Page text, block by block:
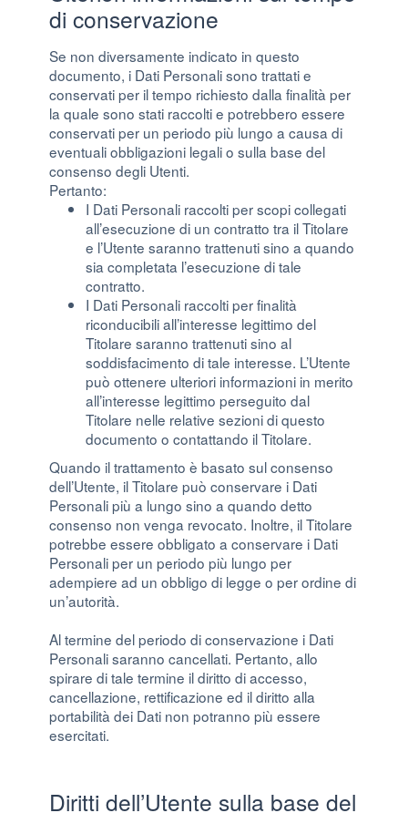
di conservazione
Se non diversamente indicato in questo
documento, i Dati Personali sono trattati e
conservati per il tempo richiesto dalla finalità per
la quale sono stati raccolti e potrebbero essere
conservati per un periodo più lungo a causa di
eventuali obbligazioni legali o sulla base del
consenso degli Utenti.
Pertanto:
I Dati Personali raccolti per scopi collegati
all’esecuzione di un contratto tra il Titolare
e l’Utente saranno trattenuti sino a quando
sia completata l’esecuzione di tale
contratto.
I Dati Personali raccolti per finalità
riconducibili all’interesse legittimo del
Titolare saranno trattenuti sino al
soddisfacimento di tale interesse. L’Utente
può ottenere ulteriori informazioni in merito
all’interesse legittimo perseguito dal
Titolare nelle relative sezioni di questo
documento o contattando il Titolare.
Quando il trattamento è basato sul consenso
dell’Utente, il Titolare può conservare i Dati
Personali più a lungo sino a quando detto
consenso non venga revocato. Inoltre, il Titolare
potrebbe essere obbligato a conservare i Dati
Personali per un periodo più lungo per
adempiere ad un obbligo di legge o per ordine di
un’autorità.
Al termine del periodo di conservazione i Dati
Personali saranno cancellati. Pertanto, allo
spirare di tale termine il diritto di accesso,
cancellazione, rettificazione ed il diritto alla
portabilità dei Dati non potranno più essere
esercitati.
Diritti dell’Utente sulla base del